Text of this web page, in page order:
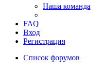
Наша команда
FAQ
Вход
Регистрация
Список форумов